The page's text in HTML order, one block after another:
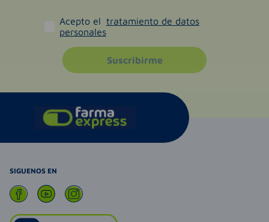
Acepto el tratamiento de datos
personales
Suscribirme
SIGUENOS EN